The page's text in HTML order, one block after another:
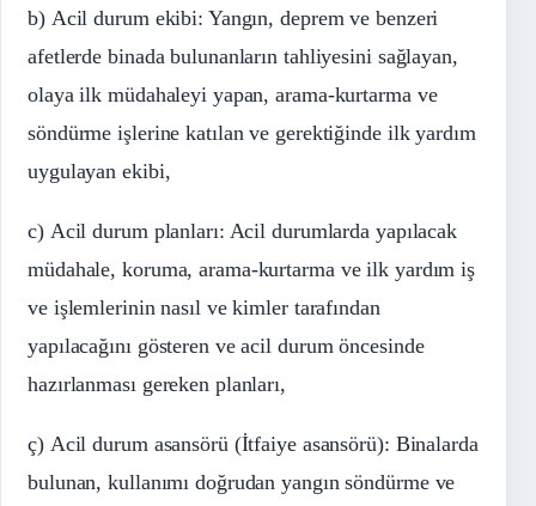
b) Acil durum ekibi: Yangın, deprem ve benzeri
afetlerde binada bulunanların tahliyesini sağlayan,
olaya ilk müdahaleyi yapan, arama-kurtarma ve
söndürme işlerine katılan ve gerektiğinde ilk yardım
uygulayan ekibi,
c) Acil durum planları: Acil durumlarda yapılacak
müdahale, koruma, arama-kurtarma ve ilk yardım iş
ve işlemlerinin nasıl ve kimler tarafından
yapılacağını gösteren ve acil durum öncesinde
hazırlanması gereken planları,
ç) Acil durum asansörü (İtfaiye asansörü): Binalarda
bulunan, kullanımı doğrudan yangın söndürme ve